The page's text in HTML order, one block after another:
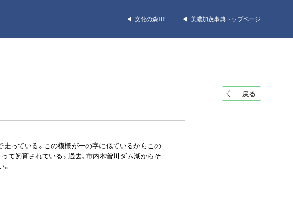
◀︎ 文化の森HP ◀︎ 美濃加茂事典トップページ
戻る
っている。この模様が一の字に似ているからこの
て飼育されている。過去、市内木曽川ダム湖からそ